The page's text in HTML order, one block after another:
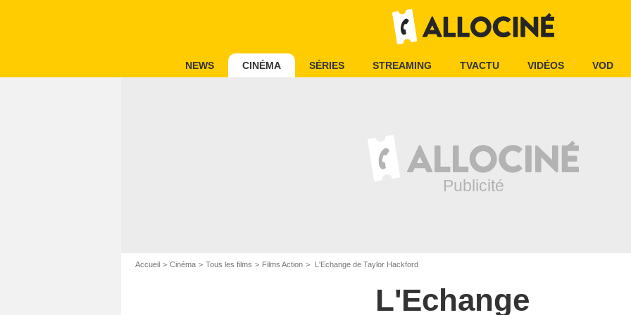
NEWS CINÉMA SÉRIES STREAMING TVACTU VIDÉOS VOD
Accueil Cinéma Tous les films Films Action L'Echange de Taylor Hackford
L'Echange